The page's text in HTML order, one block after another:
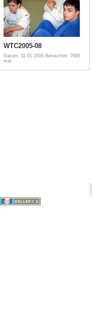
WTC2005-08
Datum: 11.01.2006 Betrachtet: 7895
mal